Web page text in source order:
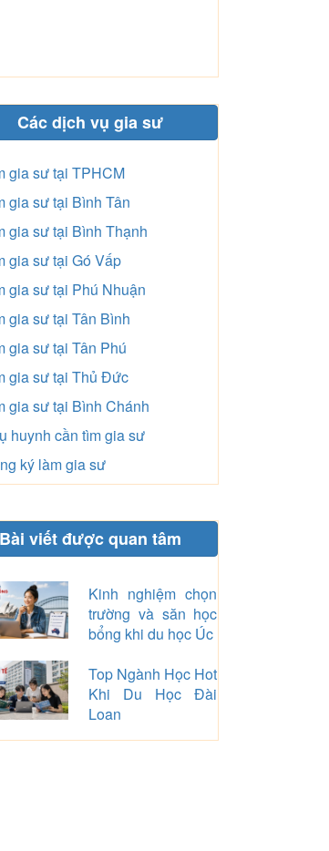
Các dịch vụ gia sư
gia sư tại TPHCM
gia sư tại Bình Tân
gia sư tại Bình Thạnh
gia sư tại Gó Vấp
gia sư tại Phú Nhuận
gia sư tại Tân Bình
gia sư tại Tân Phú
gia sư tại Thủ Đức
gia sư tại Bình Chánh
huynh cần tìm gia sư
ký làm gia sư
Bài viết được quan tâm
Kinh nghiệm chọn
trường và săn học
bổng khi du học Úc
Top Ngành Học Hot
Khi Du Học Đài
Loan